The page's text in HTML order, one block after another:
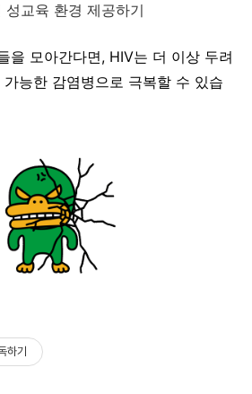
성교육 환경 제공하기
을 모아간다면, HIV는 더 이상 두려
능한 감염병으로 극복할 수 있습
하기